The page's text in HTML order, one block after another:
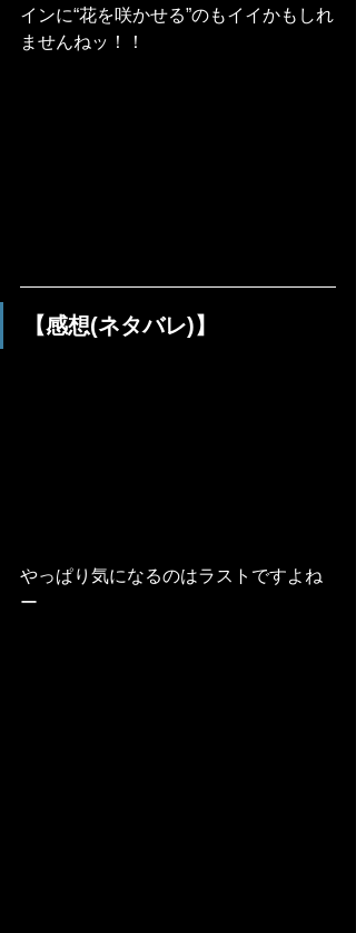
インに“花を咲かせる”のもイイかもしれ
ませんねッ！！
【感想(ネタバレ)】
やっぱり気になるのはラストですよね
ー